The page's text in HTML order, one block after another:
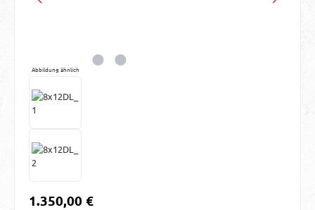
Abbildung ähnlich
Regulärer Preis:
1.350,00 €